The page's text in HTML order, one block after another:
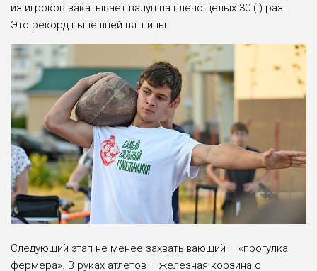
из игроков закатывает валун на плечо целых 30 (!) раз.
Это рекорд нынешней пятницы.
Следующий этап не менее захватывающий – «прогулка
фермера». В руках атлетов – железная корзина с